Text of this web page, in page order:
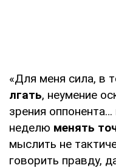
«Для меня сила, в
лгать, неумение
зрения
неделю менять
мыслить не
говорить правду,